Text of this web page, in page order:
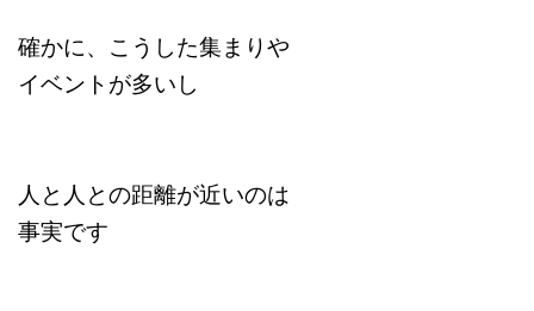
確かに、こうした集まりや
イベントが多いし
人と人との距離が近いのは
事実です